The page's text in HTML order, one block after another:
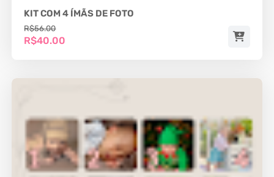
KIT COM 4 ÍMÃS DE FOTO
R$56.00
R$40.00